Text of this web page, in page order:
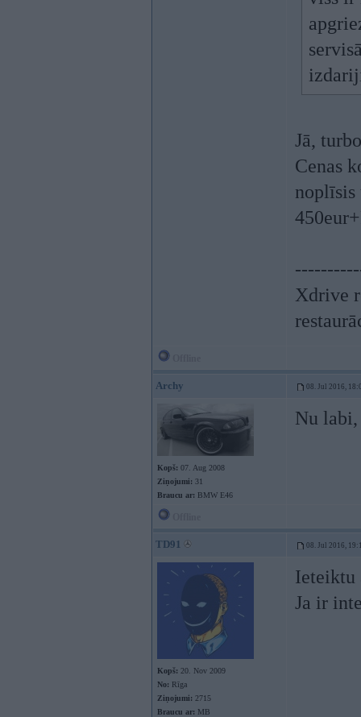
Jā,
Cenas
noplīsis
Xdrive
Archy 08. Jul 2016,
Kopš: 07. Aug 2008
Ziņojumi: 31
Braucu ar: BMW E46
Nu
TD91 08. Jul 2016,
Kopš: 20. Nov 2009
No: Rīga
Ziņojumi: 2715
Braucu ar: MB
Ieteiktu
Ja ir